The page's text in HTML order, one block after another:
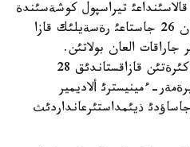
تيراسپول كوشةسئندة
تذرعان ذيدة بولعان جارئلئستان 26 جاستاعئ رةسةيلئك قازا
جاراقات العان بولاتئن.
تةرروريستئك توپتئث قذرامئنا كئرةتئن قازاقستاندئق 28
ءمينيسترئ ألاديمير
ذيئمداستئرعانداردئث